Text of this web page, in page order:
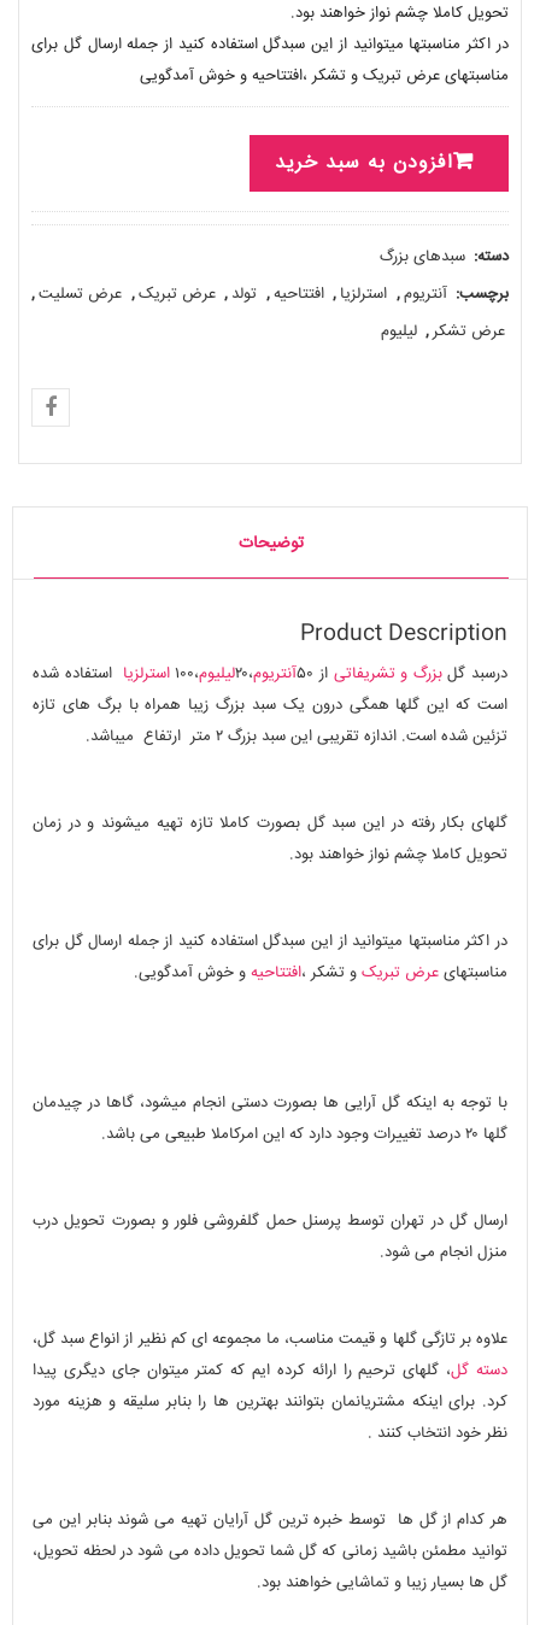
تحویل کاملا چشم نواز خواهند بود.
در اکثر مناسبتها میتوانید از این سبدگل استفاده کنید از جمله ارسال گل برای
مناسبتهای عرض تبریک و تشکر ،افتتاحیه و خوش آمدگویی
افزودن به سبد خرید
دسته: سبدهای بزرگ
برچسب: آنتریوم, استرلزیا , افتتاحیه, تولد , عرض تبریک, عرض تسلیت,
عرض تشکر, لیلیوم
توضیحات
Product Description
درسبد گلبزرگ و تشریفاتی از ۵۰ آنتریوم،۲۰ لیلیوم،۱۰۰ استرلزیا استفاده شده
است که این گلها همگی درون یک سبد بزرگ زیبا همراه با برگ های تازه
تزئین شده است. اندازه تقریبی این سبد بزرگ ۲ متر ارتفاع میباشد.
گلهای بکار رفته در این سبد گل بصورت کاملا تازه تهیه میشوند و در زمان
تحویل کاملا چشم نواز خواهند بود.
در اکثر مناسبتها میتوانید از این سبدگل استفاده کنید از جمله ارسال گل برای
مناسبتهای عرض تبریک و تشکر ،افتتاحیه و خوش آمدگویی.
با توجه به اینکه گل آرایی ها بصورت دستی انجام میشود، گاها در چیدمان
گلها ۲۰ درصد تغییرات وجود دارد که این امرکاملا طبیعی می باشد.
ارسال گل در تهران توسط پرسنل حمل گلفروشی فلور و بصورت تحویل درب
منزل انجام می شود.
علاوه بر تازگی گلها و قیمت مناسب، ما مجموعه ای کم نظیر از انواع سبد گل،
دسته گل، گلهای ترحیم را ارائه کرده ایم که کمتر میتوان جای دیگری پیدا
کرد. برای اینکه مشتریانمان بتوانند بهترین ها را بنابر سلیقه و هزینه مورد
نظر خود انتخاب کنند .
هر کدام از گل ها توسط خبره ترین گل آرایان تهیه می شوند بنابر این می
توانید مطمئن باشید زمانی که گل شما تحویل داده می شود در لحظه تحویل،
گل ها بسیار زیبا و تماشایی خواهند بود.